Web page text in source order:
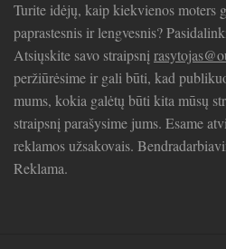
Turite idėjų, kaip kiekvienos moters
paprastesnis ir lengvesnis?
Atsiųskite savo straipsnį
peržiūrėsime ir gali būti, kad
mums, kokia galėtų būti kita mūsų
straipsnį parašysime jums. Esame
reklamos užsakovais.
Reklama.